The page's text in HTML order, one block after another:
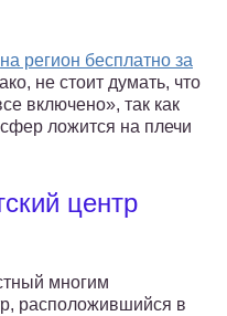
на регион бесплатно за
не стоит думать, что
включено», так как
ложится на плечи
центр
многим
расположившийся в